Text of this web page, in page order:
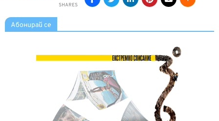
SHARES
Абонирай се